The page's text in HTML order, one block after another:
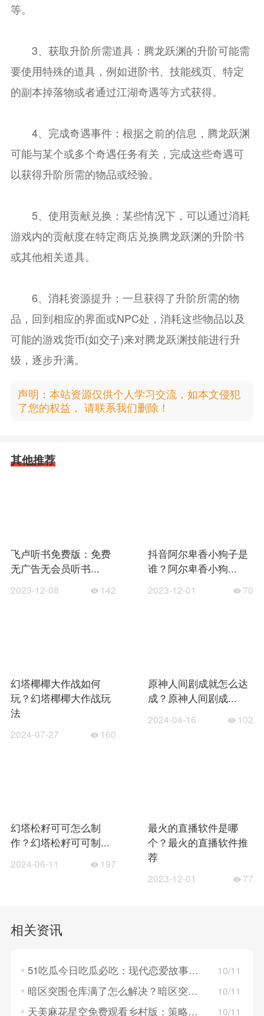
等。
3、获取升阶所需道具：腾龙跃渊的升阶可能需
要使用特殊的道具，例如进阶书、技能残页、特定
的副本掉落物或者通过江湖奇遇等方式获得。
4、完成奇遇事件：根据之前的信息，腾龙跃渊
可能与某个或多个奇遇任务有关，完成这些奇遇可
以获得升阶所需的物品或经验。
5、使用贡献兑换：某些情况下，可以通过消耗
游戏内的贡献度在特定商店兑换腾龙跃渊的升阶书
或其他相关道具。
6、消耗资源提升：一旦获得了升阶所需的物
品，回到相应的界面或NPC处，消耗这些物品以及
可能的游戏货币(如交子)来对腾龙跃渊技能进行升
级，逐步升满。
声明：本站资源仅供个人学习交流，如本文侵犯
了您的权益， 请联系我们删除！
其他推荐
飞卢听书免费版：免费
无广告无会员听书...
2023-12-08 142
抖音阿尔卑香小狗子是
谁？阿尔卑香小狗...
2023-12-01 70
幻塔椰椰大作战如何
玩？幻塔椰椰大作战玩
法
2024-07-27 160
原神人间剧成就怎么达
成？原神人间剧成...
2024-04-16 102
幻塔松籽可可怎么制
作？幻塔松籽可可制...
2024-06-11 197
最火的直播软件是哪
个？最火的直播软件推
荐
2023-12-01 77
相关资讯
51吃瓜今日吃瓜必吃：现代恋爱故事，探索年轻人的情感世界！ 10/11
暗区突围仓库满了怎么解决？暗区突围仓库满了的解决方法 10/11
天美麻花星空免费观看乡村版：策略卡牌对决，构建梦幻英雄组队！ 10/11